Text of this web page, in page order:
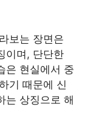
보는 장면은
이며, 단단한
은 현실에서 중
기 때문에 신
는 상징으로 해